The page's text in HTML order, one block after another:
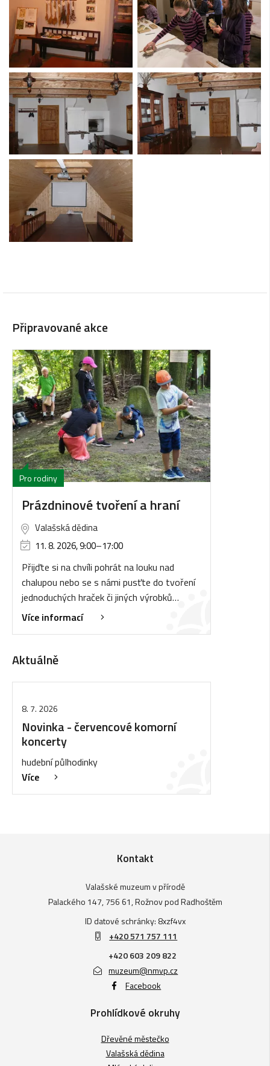
Připravované akce
Pro rodiny
Prázdninové tvoření a hraní
Valašská dědina
11. 8. 2026, 9:00–17:00
Přijďte si na chvíli pohrát na louku nad
chalupou nebo se s námi pusťte do tvoření
jednoduchých hraček či jiných výrobků…
Více informací
Aktuálně
8. 7. 2026
Novinka - červencové komorní
koncerty
hudební půlhodinky
Více
Kontakt
Valašské muzeum v přírodě
Palackého 147, 756 61, Rožnov pod Radhoštěm
ID datové schránky: 8xzf4vx
+420 571 757 111
+420 603 209 822
muzeum@nmvp.cz
Facebook
Prohlídkové okruhy
Dřevěné městečko
Valašská dědina